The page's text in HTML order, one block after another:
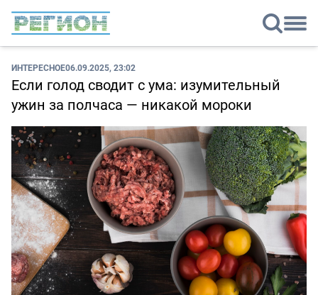
ИНТЕРЕСНОЕ06.09.2025, 23:02
Если голод сводит с ума: изумительный
ужин за полчаса — никакой мороки